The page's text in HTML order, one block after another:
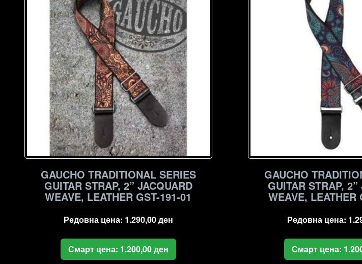
low
GAUCHO TRADITIONAL SERIES
GUITAR STRAP, 2” JACQUARD
WEAVE, LEATHER GST-191-01
Редовна цена: 1.290,00ден
Смарт цена: 1.200,00ден
GAUCHO
GUITAR STRAP,
WEAVE, LEATHER
Редовна цена:
Смарт цена: